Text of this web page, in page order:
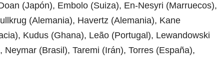
(Japón), Embolo (Suiza), En-Nesyri (Marruecos),
(Alemania), Havertz (Alemania), Kane
Kudus (Ghana), Leão (Portugal), Lewandowski
Neymar (Brasil), Taremi (Irán), Torres (España),